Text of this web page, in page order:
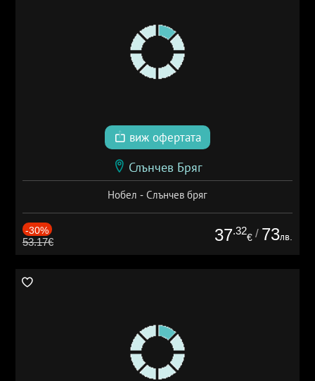
виж офертата
Слънчев Бряг
Нобел - Слънчев бряг
-30%
53.17€ 37.32
€ / 73лв.